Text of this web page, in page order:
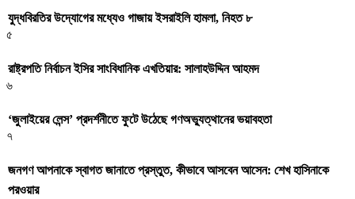
যুদ্ধবিরতির উদ্যোগের মধ্যেও গাজায় ইসরাইলি হামলা, নিহত ৮
৫
রাষ্ট্রপতি নির্বাচন ইসির সাংবিধানিক এখতিয়ার: সালাহউদ্দিন আহমদ
৬
‘জুলাইয়ের লেন্স’ প্রদর্শনীতে ফুটে উঠেছে গণঅভ্যুত্থানের ভয়াবহতা
৭
জনগণ আপনাকে স্বাগত জানাতে প্রস্তুত, কীভাবে আসবেন আসেন: শেখ হাসিনাকে
পরওয়ার